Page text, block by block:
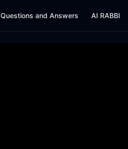
Questions and Answers AI RABBI